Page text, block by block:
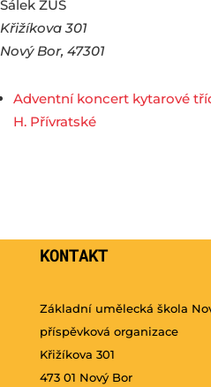
Sálek ZUŠ
Křižíkova 301
Nový Bor, 47301
Adventní koncert kytarové
H. Přívratské
KONTAKT
Základní umělecká škola
příspěvková organizace
Křižíkova 301
473 01 Nový Bor